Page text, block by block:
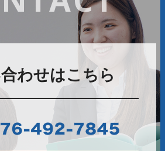
わせはこちら